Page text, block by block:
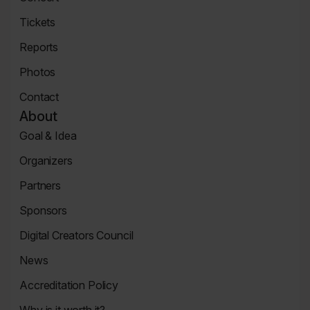
Tickets
Page
Reports
Page
Photos
Contact
Contact
Page
About
Goal & Idea
Page
Organizers
Page
Partners
Page
Sponsors
Page
Digital Creators Council
Digital
Council
News
Accreditation Policy